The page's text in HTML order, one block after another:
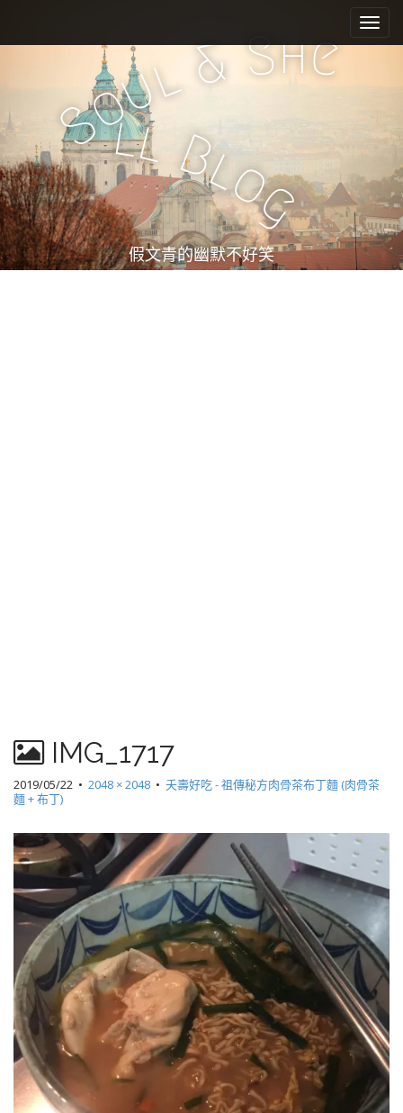
e
n
u
i
c
n
t
e
n
t
Soul&She
ll Bl
og
假文青的幽默不好笑
IMG_1717
2019/05/22 • 2048 × 2048 • 夭壽好吃 - 祖傳秘方肉骨茶布丁麵 (肉骨茶
麵 + 布丁)